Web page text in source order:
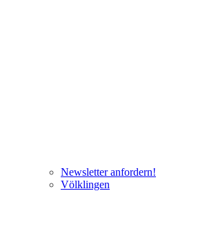
Newsletter anfordern!
Völklingen